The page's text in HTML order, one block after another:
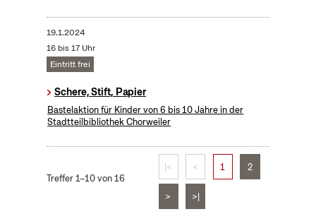
19.1.2024
16 bis 17 Uhr
Eintritt frei
Schere, Stift, Papier
Bastelaktion für Kinder von 6 bis 10 Jahre in der
Stadtteilbibliothek Chorweiler
Treffer 1–10 von 16
|< < 1 2
> >|